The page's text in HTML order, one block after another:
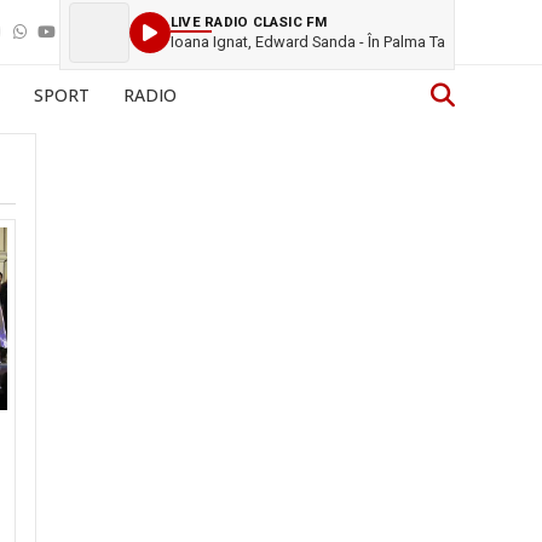
LIVE RADIO CLASIC FM
Ioana Ignat, Edward Sanda - În Palma Ta
SPORT RADIO